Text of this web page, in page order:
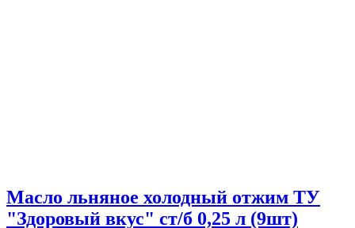
Масло льняное холодный отжим ТУ
"Здоровый вкус" ст/б 0,25 л (9шт)